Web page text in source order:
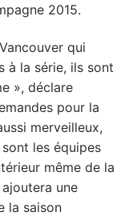
2015.
qui
à la série, ils sont
», déclare
pour la
merveilleux,
les équipes
même de la
une
la saison